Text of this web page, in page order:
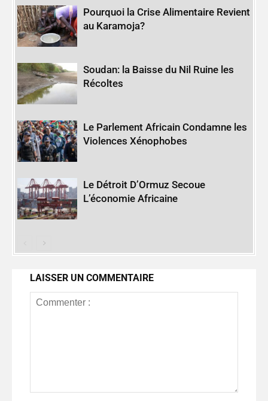
Pourquoi la Crise Alimentaire Revient
au Karamoja?
Soudan: la Baisse du Nil Ruine les
Récoltes
Le Parlement Africain Condamne les
Violences Xénophobes
Le Détroit D’Ormuz Secoue
L’économie Africaine
LAISSER UN COMMENTAIRE